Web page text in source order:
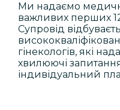
Ми надаємо
важливих перших 12
Супровід
гінекологів, які
хвилюючі
індивідуальний